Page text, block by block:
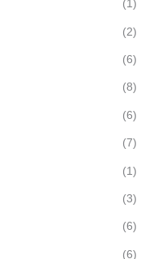
(1)
(2)
(6)
(8)
(6)
(7)
(1)
(3)
(6)
(6)